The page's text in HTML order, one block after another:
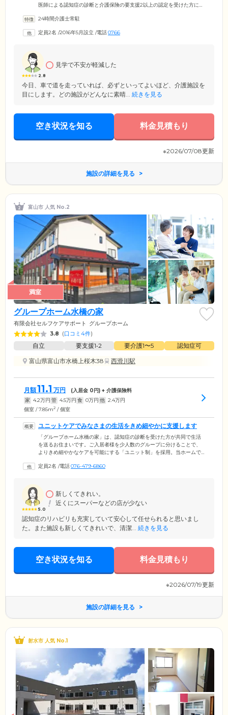
医師による認知症の診断と介護保険の要支援2以上の認定を受けた方にご
う、認知症ケア専門のスタッフがお一人おひとりを尊重し、きめ細やか
遠慮なくお申し付けください。その方らしい笑顔あふれる人生をお送り
24時間介護士常駐
定員2名 /2016年5月設立 /電話0766
2.8
見学で不安が軽減した
今日、車で道を走っていれば、必ずといってよいほど、介護施設を
目にします。どの施設がどんなに素晴... 続きを見る
空き状況を知る 料金見積もり
※2026/07/08更新
施設の詳細を見る
富山市 人気 No.2
満室
グループホーム水橋の家
有限会社セルフケアサポート グループホーム
3.8 (口コミ4件)
自立 要支援1•2 要介護1〜5
認知症可
富山県富山市水橋上桜木38
西滑川駅
月額11.1 万円 (入居金 0円) + 介護保険料
家 4.2万円 管 4.5万円 食 0万円 他 2.4万円
個室 / 7.85m2 / 個室
ユニットケアでみなさまの生活をきめ細やかに支援します
「グループホーム水橋の家」は、認知症の診断を受けた方が共同で生活
を送るお住まいです。ご入居者様を少人数のグループに分けることで、
よりきめ細やかなケアを可能にする「ユニット制」を採用。当ホームで
ともに暮らしています。スタッフはお一人おひとりの身体機能に合わせ
室をご用意しました。趣味に打ち込んだり、休憩したりと、のびのびと
お過ごしください。
定員2名 /電話076-479-6860
5.0
新しくてきれい。
近くにスーパーなどの店が少ない
認知症のリハビリも充実していて安心して任せられると思いまし
た。また施設も新しくてきれいで、清潔... 続きを見る
空き状況を知る 料金見積もり
※2026/07/19更新
施設の詳細を見る
射水市 人気 No.1